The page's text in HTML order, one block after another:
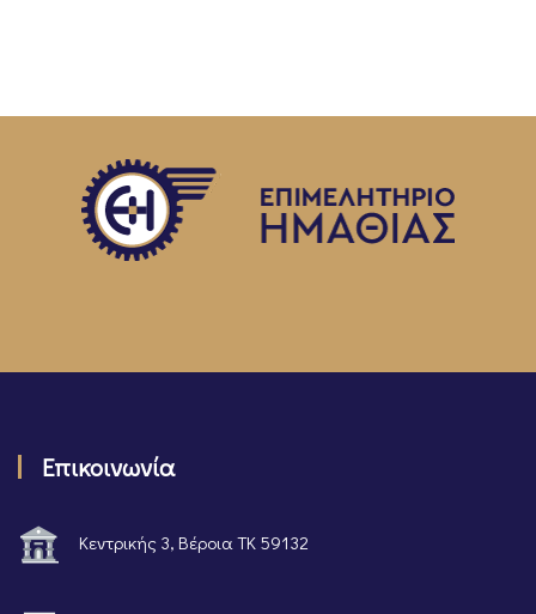
Επικοινωνία
Κεντρικής 3, Βέροια ΤΚ 59132